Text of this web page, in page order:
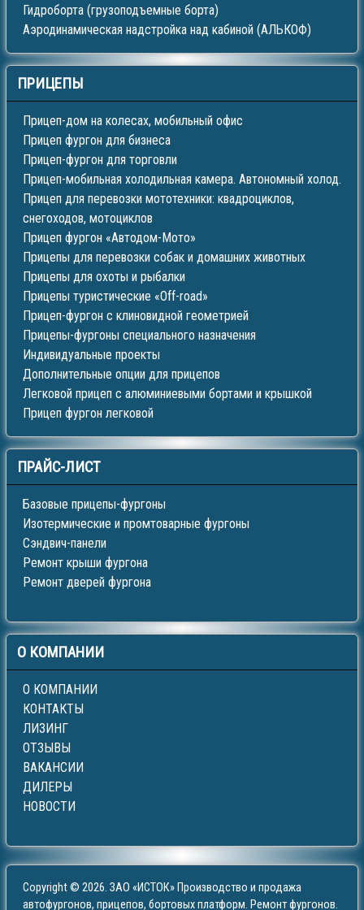
Гидроборта (грузоподъемные борта)
Аэродинамическая надстройка над кабиной (АЛЬКОФ)
ПРИЦЕПЫ
Прицеп-дом на колесах, мобильный офис
Прицеп фургон для бизнеса
Прицеп-фургон для торговли
Прицеп-мобильная холодильная камера. Автономный холод.
Прицеп для перевозки мототехники: квадроциклов,
снегоходов, мотоциклов
Прицеп фургон «Автодом-Мото»
Прицепы для перевозки собак и домашних животных
Прицепы для охоты и рыбалки
Прицепы туристические «Off-road»
Прицеп-фургон с клиновидной геометрией
Прицепы-фургоны специального назначения
Индивидуальные проекты
Дополнительные опции для прицепов
Легковой прицеп с алюминиевыми бортами и крышкой
Прицеп фургон легковой
ПРАЙС-ЛИСТ
Базовые прицепы-фургоны
Изотермические и промтоварные фургоны
Сэндвич-панели
Ремонт крыши фургона
Ремонт дверей фургона
О КОМПАНИИ
О КОМПАНИИ
КОНТАКТЫ
ЛИЗИНГ
ОТЗЫВЫ
ВАКАНСИИ
ДИЛЕРЫ
НОВОСТИ
Copyright © 2026. ЗАО «ИСТОК» Производство и продажа
автофургонов, прицепов, бортовых платформ. Ремонт фургонов.